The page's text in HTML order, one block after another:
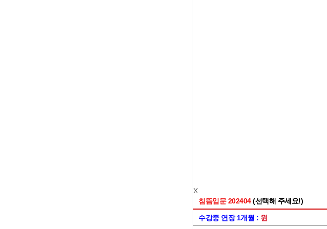
X
침뜸입문 202404(선택해 주세요!)
수강중 연장 1개월 : 원